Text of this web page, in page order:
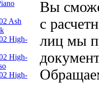
Ash
High-
High-
High-
Вы
с
лиц мы